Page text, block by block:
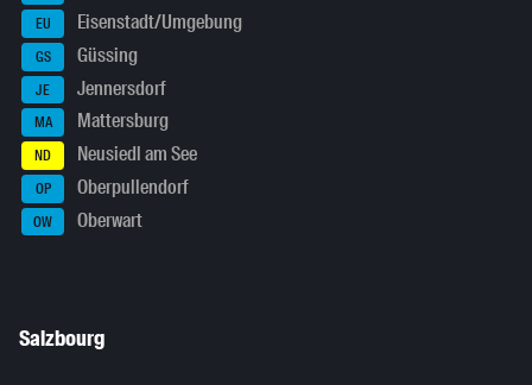
EU Eisenstadt/Umgebung
GS Güssing
JE Jennersdorf
MA Mattersburg
ND Neusiedl am See
OP Oberpullendorf
OW Oberwart
Salzbourg